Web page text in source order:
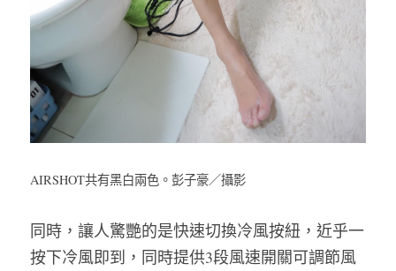
AIRSHOT共有黑白兩色。彭子豪／攝影
同時，讓人驚艷的是快速切換冷風按紐，近乎一
按下冷風即到，同時提供3段風速開關可調節風